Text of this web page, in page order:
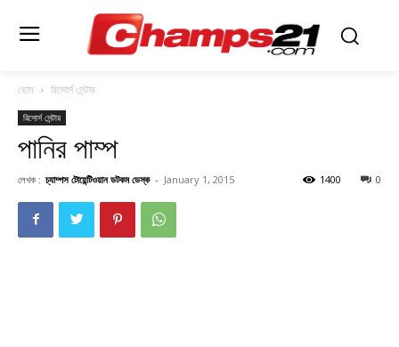
হোম রিসোর্স সেন্টার
রিসোর্স সেন্টার
পানির পাম্প
লেখক : চ্যাম্পস টোয়েন্টিওয়ান ডটকম ডেস্ক - January 1, 2015 0
1400